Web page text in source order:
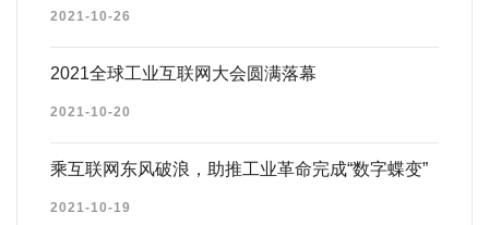
2021-10-26
2021全球工业互联网大会圆满落幕
2021-10-20
乘互联网东风破浪，助推工业革命完成“数字蝶变”
2021-10-19